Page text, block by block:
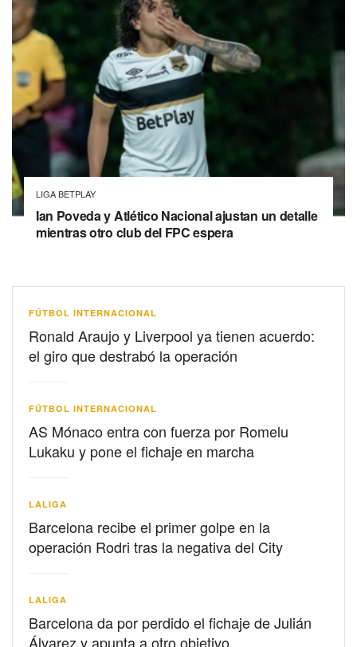
LIGA BETPLAY
Ian Poveda y Atlético Nacional ajustan un detalle
mientras otro club del FPC espera
FÚTBOL INTERNACIONAL
Ronald Araujo y Liverpool ya tienen acuerdo:
el giro que destrabó la operación
FÚTBOL INTERNACIONAL
AS Mónaco entra con fuerza por Romelu
Lukaku y pone el fichaje en marcha
LALIGA
Barcelona recibe el primer golpe en la
operación Rodri tras la negativa del City
LALIGA
Barcelona da por perdido el fichaje de Julián
Álvarez y apunta a otro objetivo